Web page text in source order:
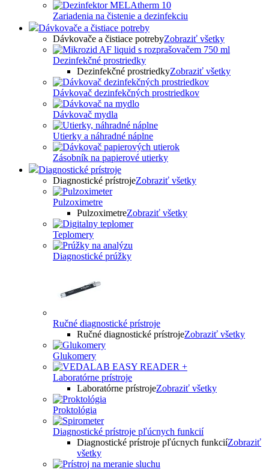
Zariadenia na čistenie a dezinfekciu
Dávkovače a čistiace potreby
Dávkovače a čistiace potrebyZobraziť všetky
Dezinfekčné prostriedky
Dezinfekčné prostriedkyZobraziť všetky
Dávkovač dezinfekčných prostriedkov
Dávkovač mydla
Utierky a náhradné náplne
Zásobník na papierové utierky
Diagnostické prístroje
Diagnostické prístrojeZobraziť všetky
Pulzoximetre
PulzoximetreZobraziť všetky
Teplomery
Diagnostické prúžky
Ručné diagnostické prístroje
Ručné diagnostické prístrojeZobraziť všetky
Glukomery
Laboratórne prístroje
Laboratórne prístrojeZobraziť všetky
Proktológia
Diagnostické prístroje pľúcnych funkcií
Diagnostické prístroje pľúcnych funkciíZobraziť
všetky